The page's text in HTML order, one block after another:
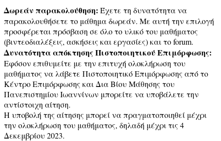
Δωρεάν παρακολούθηση: Έχετε τη δυνατότητα να
παρακολουθήσετε το μάθημα δωρεάν. Με αυτή την επιλογή
προσφέρεται πρόσβαση σε όλο το υλικό του μαθήματος
(βιντεοδιαλέξεις, ασκήσεις και εργασίες) και το forum.
Δυνατότητα απόκτησης Πιστοποιητικού Επιμόρφωσης:
Εφόσον επιθυμείτε με την επιτυχή ολοκλήρωση του
μαθήματος να λάβετε Πιστοποιητικό Επιμόρφωσης από το
Κέντρο Επιμόρφωσης και Δια Βίου Μάθησης του
Πανεπιστημίου Ιωαννίνων μπορείτε να υποβάλετε την
αντίστοιχη αίτηση.
Η υποβολή της αίτησης μπορεί να πραγματοποιηθεί μέχρι
την ολοκλήρωση του μαθήματος, δηλαδή μέχρι τις 4
Δεκεμβρίου 2023.